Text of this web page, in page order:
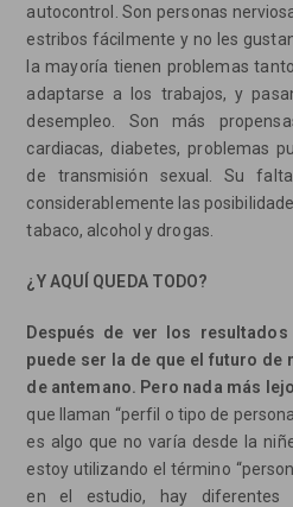
autocontrol. Son personas
estribos fácilmente y no les
la mayoría tienen problemas
adaptarse a los trabajos, y
desempleo. Son más
cardiacas, diabetes, problemas
de transmisión sexual. Su
considerablemente las
tabaco, alcohol y drogas.
¿Y AQUÍ QUEDA TODO?
Después de ver los
puede ser la de que el futuro
de antemano. Pero nada más
que llaman “perfil o tipo de
es algo que no varía desde la
estoy utilizando el término
en el estudio, hay